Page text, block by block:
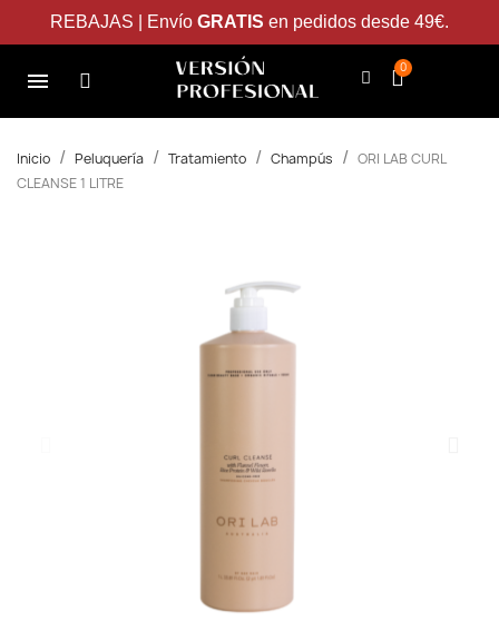
REBAJAS | Envío GRATIS en pedidos desde 49€.
Inicio Peluquería Tratamiento Champús
ORI LAB CURL
CLEANSE 1 LITRE